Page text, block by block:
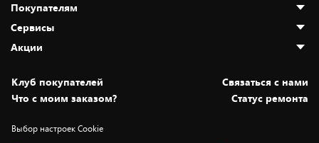
О нас
Адреса магазинов
Новости
Статьи и обзоры
Вакансии
Дай пять добру!
Покупателям
Как сделать заказ
Оплата и доставка
Безналичный расчёт
Обмен и возврат товара
Обработка персональных данных
Сервисы
Установка техники
Для игровых консолей
Для мобильных устройств
Акции
Скидки и промокоды
Белорусские товары
Бонусы
Клуб покупателей
Cвязаться с нами
Что с моим заказом?
Статус ремонта
Выбор настроек Cookie